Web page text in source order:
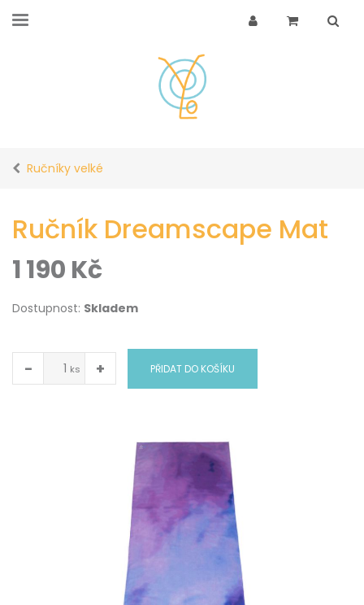
Ručníky velké
Ručník Dreamscape Mat
1 190 Kč
Dostupnost: Skladem
− ks + PŘIDAT DO KOŠÍKU